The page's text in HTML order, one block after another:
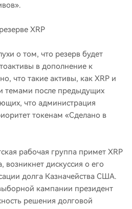
XRP
о том, что резерв будет
в дополнение к
что такие активы, как XRP и
темами после предыдущих
что администрация
токенам «Сделано в
рабочая группа примет XRP
возникнет дискуссия о его
долга Казначейства США.
кампании президент
решения долговой